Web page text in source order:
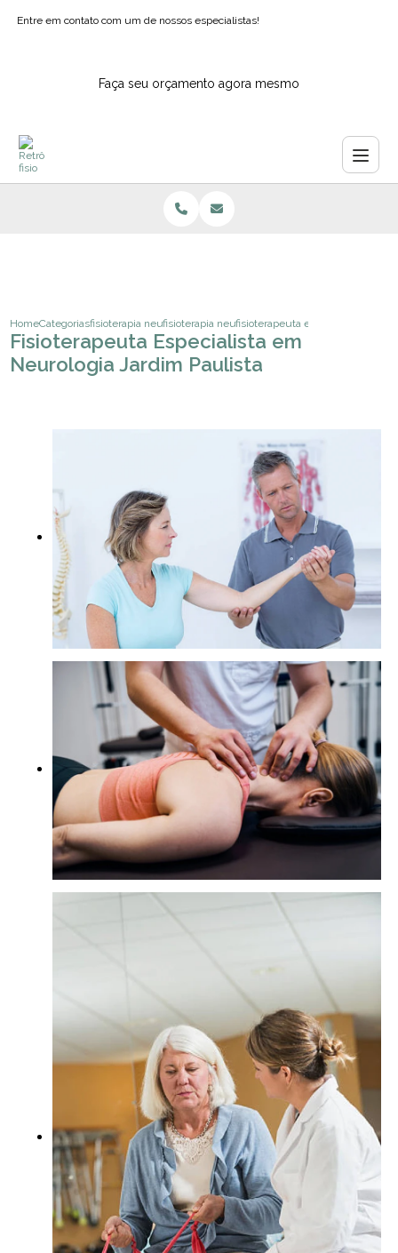
Entre em contato com um de nossos especialistas!
Faça seu orçamento agora mesmo
HomeCategoriasfisioterapia neurologicafisioterapia neurologica para idosos
fisioterapeuta especialista em
Fisioterapeuta Especialista em
Neurologia Jardim Paulista